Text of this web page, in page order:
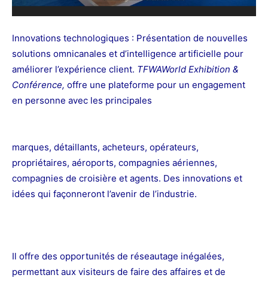
Innovations technologiques : Présentation de nouvelles
solutions omnicanales et d’intelligence artificielle pour
améliorer l’expérience client. TFWAWorld Exhibition &
Conférence, offre une plateforme pour un engagement
en personne avec les principales
marques, détaillants, acheteurs, opérateurs,
propriétaires, aéroports, compagnies aériennes,
compagnies de croisière et agents. Des innovations et
idées qui façonneront l’avenir de l’industrie.
Il offre des opportunités de réseautage inégalées,
permettant aux visiteurs de faire des affaires et de